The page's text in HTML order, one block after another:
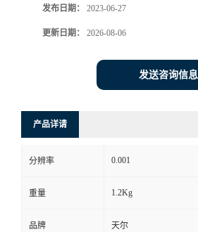
发布日期： 2023-06-27
更新日期： 2026-08-06
发送咨询信息
产品详请
分辨率 0.001
重量 1.2Kg
品牌 天尔